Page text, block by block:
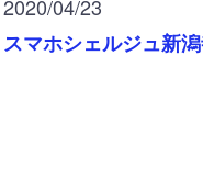
2020/04/23
スマホシェルジュ新